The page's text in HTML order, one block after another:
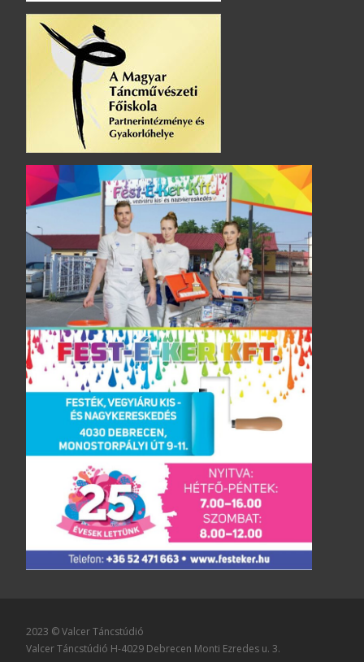
2023 © Valcer Táncstúdió
Valcer Táncstúdió H-4029 Debrecen Monti Ezredes u. 3.